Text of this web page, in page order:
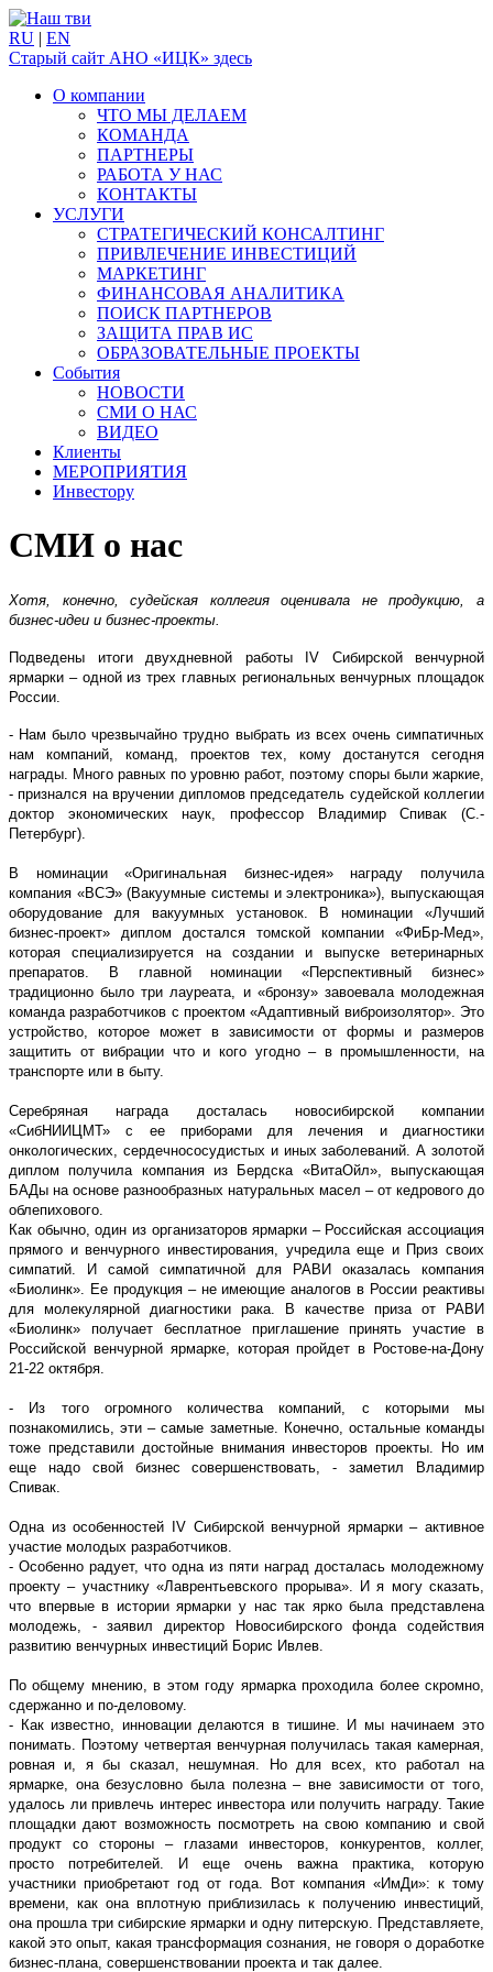
RU | EN
Старый сайт АНО «ИЦК» здесь
О компании
ЧТО МЫ ДЕЛАЕМ
КОМАНДА
ПАРТНЕРЫ
РАБОТА У НАС
КОНТАКТЫ
УСЛУГИ
СТРАТЕГИЧЕСКИЙ КОНСАЛТИНГ
ПРИВЛЕЧЕНИЕ ИНВЕСТИЦИЙ
МАРКЕТИНГ
ФИНАНСОВАЯ АНАЛИТИКА
ПОИСК ПАРТНЕРОВ
ЗАЩИТА ПРАВ ИС
ОБРАЗОВАТЕЛЬНЫЕ ПРОЕКТЫ
События
НОВОСТИ
СМИ О НАС
ВИДЕО
Клиенты
МЕРОПРИЯТИЯ
Инвестору
СМИ о нас
Хотя, конечно, судейская коллегия оценивала не продукцию, а
бизнес-идеи и бизнес-проекты.
Подведены итоги двухдневной работы IV Сибирской венчурной
ярмарки – одной из трех главных региональных венчурных площадок
России.
- Нам было чрезвычайно трудно выбрать из всех очень симпатичных
нам компаний, команд, проектов тех, кому достанутся сегодня
награды. Много равных по уровню работ, поэтому споры были жаркие,
- признался на вручении дипломов председатель судейской коллегии
доктор экономических наук, профессор Владимир Спивак (С.-
Петербург).
В номинации «Оригинальная бизнес-идея» награду получила
компания «ВСЭ» (Вакуумные системы и электроника»), выпускающая
оборудование для вакуумных установок. В номинации «Лучший
бизнес-проект» диплом достался томской компании «ФиБр-Мед»,
которая специализируется на создании и выпуске ветеринарных
препаратов. В главной номинации «Перспективный бизнес»
традиционно было три лауреата, и «бронзу» завоевала молодежная
команда разработчиков с проектом «Адаптивный виброизолятор». Это
устройство, которое может в зависимости от формы и размеров
защитить от вибрации что и кого угодно – в промышленности, на
транспорте или в быту.
Серебряная награда досталась новосибирской компании
«СибНИИЦМТ» с ее приборами для лечения и диагностики
онкологических, сердечнососудистых и иных заболеваний. А золотой
диплом получила компания из Бердска «ВитаОйл», выпускающая
БАДы на основе разнообразных натуральных масел – от кедрового до
облепихового.
Как обычно, один из организаторов ярмарки – Российская ассоциация
прямого и венчурного инвестирования, учредила еще и Приз своих
симпатий. И самой симпатичной для РАВИ оказалась компания
«Биолинк». Ее продукция – не имеющие аналогов в России реактивы
для молекулярной диагностики рака. В качестве приза от РАВИ
«Биолинк» получает бесплатное приглашение принять участие в
Российской венчурной ярмарке, которая пройдет в Ростове-на-Дону
21-22 октября.
- Из того огромного количества компаний, с которыми мы
познакомились, эти – самые заметные. Конечно, остальные команды
тоже представили достойные внимания инвесторов проекты. Но им
еще надо свой бизнес совершенствовать, - заметил Владимир
Спивак.
Одна из особенностей IV Сибирской венчурной ярмарки – активное
участие молодых разработчиков.
- Особенно радует, что одна из пяти наград досталась молодежному
проекту – участнику «Лаврентьевского прорыва». И я могу сказать,
что впервые в истории ярмарки у нас так ярко была представлена
молодежь, - заявил директор Новосибирского фонда содействия
развитию венчурных инвестиций Борис Ивлев.
По общему мнению, в этом году ярмарка проходила более скромно,
сдержанно и по-деловому.
- Как известно, инновации делаются в тишине. И мы начинаем это
понимать. Поэтому четвертая венчурная получилась такая камерная,
ровная и, я бы сказал, нешумная. Но для всех, кто работал на
ярмарке, она безусловно была полезна – вне зависимости от того,
удалось ли привлечь интерес инвестора или получить награду. Такие
площадки дают возможность посмотреть на свою компанию и свой
продукт со стороны – глазами инвесторов, конкурентов, коллег,
просто потребителей. И еще очень важна практика, которую
участники приобретают год от года. Вот компания «ИмДи»: к тому
времени, как она вплотную приблизилась к получению инвестиций,
она прошла три сибирские ярмарки и одну питерскую. Представляете,
какой это опыт, какая трансформация сознания, не говоря о доработке
бизнес-плана, совершенствовании проекта и так далее.